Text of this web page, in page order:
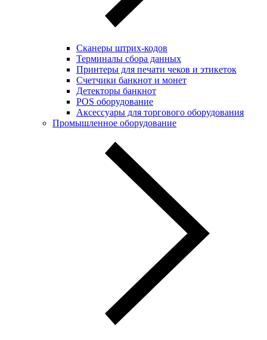
Сканеры штрих-кодов
Терминалы сбора данных
Принтеры для печати чеков и этикеток
Cчетчики банкнот и монет
Детекторы банкнот
POS оборудование
Аксессуары для торгового оборудования
Промышленное оборудование